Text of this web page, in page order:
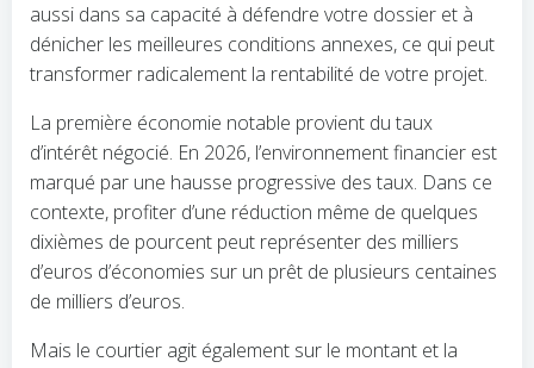
aussi dans sa capacité à défendre votre dossier et à
dénicher les meilleures conditions annexes, ce qui peut
transformer radicalement la rentabilité de votre projet.
La première économie notable provient du taux
d’intérêt négocié. En 2026, l’environnement financier est
marqué par une hausse progressive des taux. Dans ce
contexte, profiter d’une réduction même de quelques
dixièmes de pourcent peut représenter des milliers
d’euros d’économies sur un prêt de plusieurs centaines
de milliers d’euros.
Mais le courtier agit également sur le montant et la